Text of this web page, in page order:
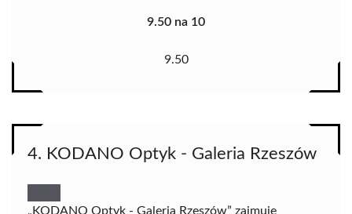
9.50 na 10
9.50
4. KODANO Optyk - Galeria Rzeszów
„KODANO Optyk - Galeria Rzeszów” zajmuje